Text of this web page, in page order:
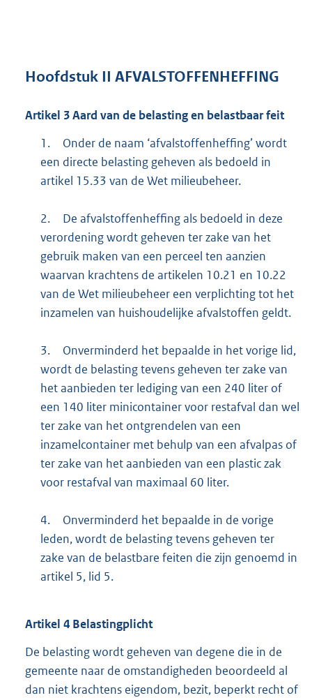
Hoofdstuk II AFVALSTOFFENHEFFING
Artikel 3Aard van de belasting en belastbaar feit
1.
Onder de naam ‘afvalstoffenheffing’ wordt
een directe belasting geheven als bedoeld in
artikel 15.33 van de Wet milieubeheer.
2.
De afvalstoffenheffing als bedoeld in deze
verordening wordt geheven ter zake van het
gebruik maken van een perceel ten aanzien
waarvan krachtens de artikelen 10.21 en 10.22
van de Wet milieubeheer een verplichting tot het
inzamelen van huishoudelijke afvalstoffen geldt.
3.
Onverminderd het bepaalde in het vorige lid,
wordt de belasting tevens geheven ter zake van
het aanbieden ter lediging van een 240 liter of
een 140 liter minicontainer voor restafval dan wel
ter zake van het ontgrendelen van een
inzamelcontainer met behulp van een afvalpas of
ter zake van het aanbieden van een plastic zak
voor restafval van maximaal 60 liter.
4.
Onverminderd het bepaalde in de vorige
leden, wordt de belasting tevens geheven ter
zake van de belastbare feiten die zijn genoemd in
artikel 5, lid 5.
Artikel 4 Belastingplicht
De belasting wordt geheven van degene die in de
gemeente naar de omstandigheden beoordeeld al
dan niet krachtens eigendom, bezit, beperkt recht of